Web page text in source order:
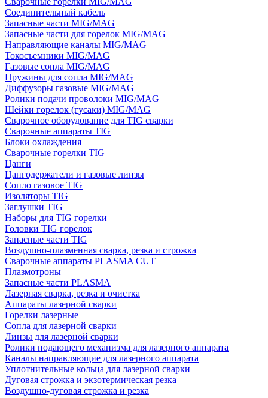
Соединительный кабель
Запасные части MIG/MAG
Запасные части для горелок MIG/MAG
Направляющие каналы MIG/MAG
Токосъемники MIG/MAG
Газовые сопла MIG/MAG
Пружины для сопла MIG/MAG
Диффузоры газовые MIG/MAG
Ролики подачи проволоки MIG/MAG
Шейки горелок (гусаки) MIG/MAG
Сварочное оборудование для TIG сварки
Сварочные аппараты TIG
Блоки охлаждения
Сварочные горелки TIG
Цанги
Цангодержатели и газовые линзы
Сопло газовое TIG
Изоляторы TIG
Заглушки TIG
Наборы для TIG горелки
Головки TIG горелок
Запасные части TIG
Воздушно-плазменная сварка, резка и строжка
Сварочные аппараты PLASMA CUT
Плазмотроны
Запасные части PLASMA
Лазерная сварка, резка и очистка
Аппараты лазерной сварки
Горелки лазерные
Сопла для лазерной сварки
Линзы для лазерной сварки
Ролики подающего механизма для лазерного аппарата
Каналы направляющие для лазерного аппарата
Уплотнительные кольца для лазерной сварки
Дуговая строжка и экзотермическая резка
Воздушно-дуговая строжка и резка